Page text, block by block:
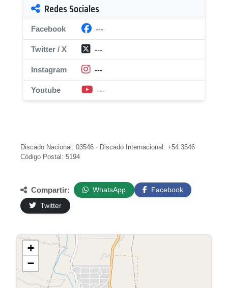
Redes Sociales
Facebook ---
Twitter / X ---
Instagram ---
Youtube ---
Discado Nacional: 03546 · Discado Internacional: +54 3546
Código Postal: 5194
Compartir: WhatsApp
Facebook
Twitter
+
−